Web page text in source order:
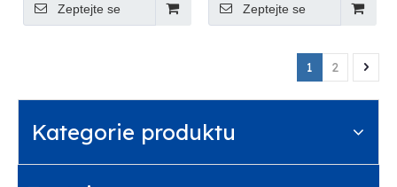
Zeptejte se Zeptejte se
1 2
Kategorie produktu